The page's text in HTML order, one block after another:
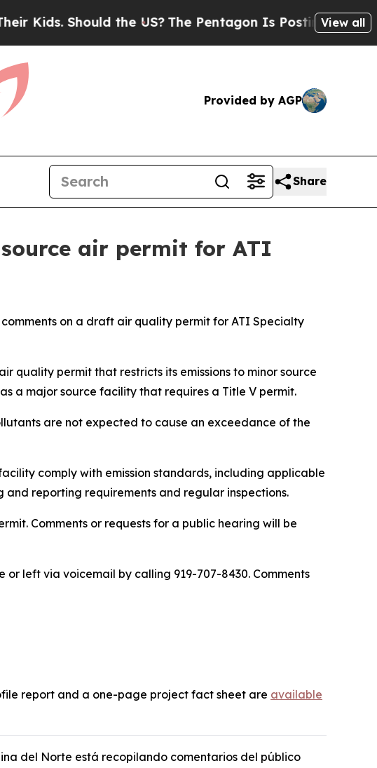
Should the US?The Pentagon Is Posting CrypticView all
Provided by AGP
Share
air permit for ATI
on a draft air quality permit for ATI Specialty
quality permit that restricts its emissions to minor source
a major source facility that requires a Title V permit.
are not expected to cause an exceedance of the
comply with emission standards, including applicable
reporting requirements and regular inspections.
Comments or requests for a public hearing will be
or left via voicemail by calling 919-707-8430. Comments
report and a one-page project fact sheet are available
del Norte está recopilando comentarios del público